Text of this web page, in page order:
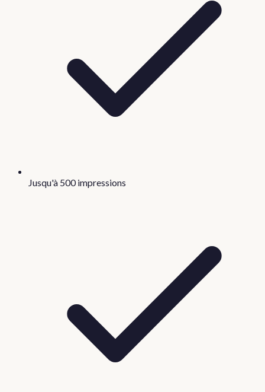
Jusqu'à 500 impressions